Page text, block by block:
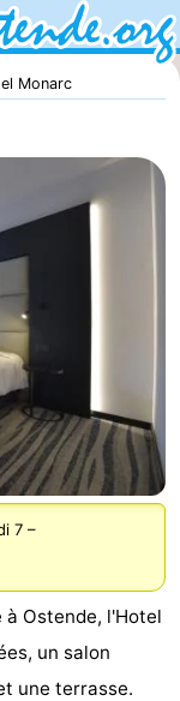
Monarc
7 –
Ostende, l'Hotel
un salon
une terrasse.